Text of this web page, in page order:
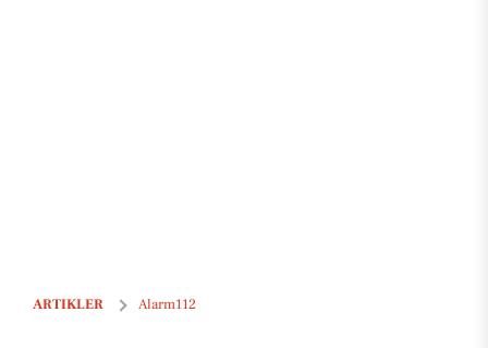
ARTIKLER Alarm112
Nordjyllands Beredskab: Brand i bygning